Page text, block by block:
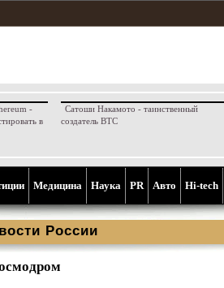
-
в
Сатоши Накамото - таинственный
создатель BTC
Медицина Наука PR Aвто Hi-tech
России